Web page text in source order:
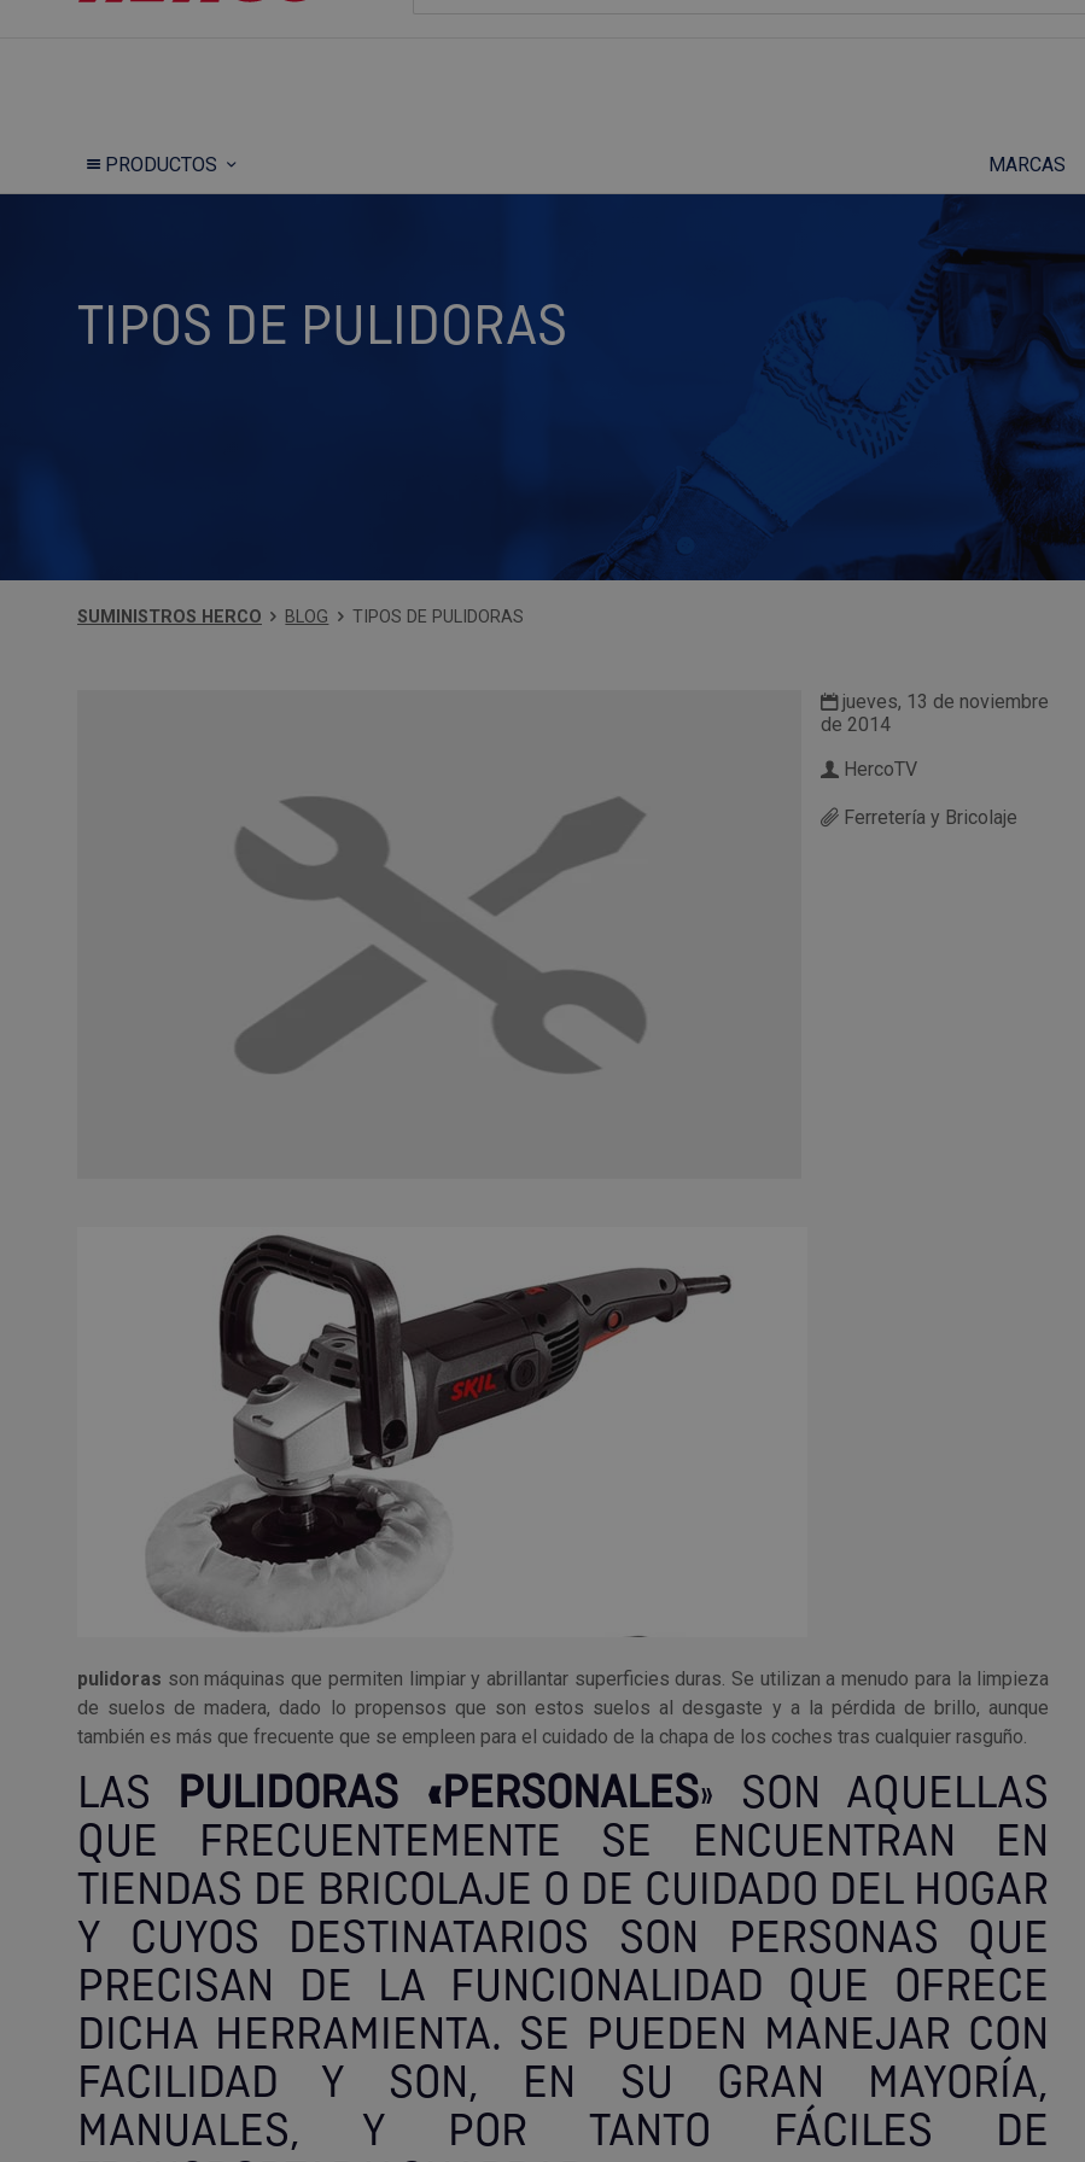
PRODUCTOS MARCAS
TIPOS DE PULIDORAS
SUMINISTROS HERCO BLOG TIPOS DE PULIDORAS
jueves, 13 de noviembre
de 2014
HercoTV
Ferretería y Bricolaje
pulidoras son máquinas que permiten limpiar y abrillantar superficies duras. Se utilizan a menudo para la limpieza
de suelos de madera, dado lo propensos que son estos suelos al desgaste y a la pérdida de brillo, aunque
también es más que frecuente que se empleen para el cuidado de la chapa de los coches tras cualquier rasguño.
LAS PULIDORAS «PERSONALES» SON AQUELLAS
QUE FRECUENTEMENTE SE ENCUENTRAN EN
TIENDAS DE BRICOLAJE O DE CUIDADO DEL HOGAR
Y CUYOS DESTINATARIOS SON PERSONAS QUE
PRECISAN DE LA FUNCIONALIDAD QUE OFRECE
DICHA HERRAMIENTA. SE PUEDEN MANEJAR CON
FACILIDAD Y SON, EN SU GRAN MAYORÍA,
MANUALES, Y POR TANTO FÁCILES DE